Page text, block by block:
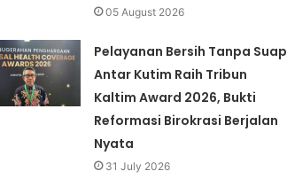
05 August 2026
Pelayanan Bersih Tanpa Suap
Antar Kutim Raih Tribun
Kaltim Award 2026, Bukti
Reformasi Birokrasi Berjalan
Nyata
31 July 2026